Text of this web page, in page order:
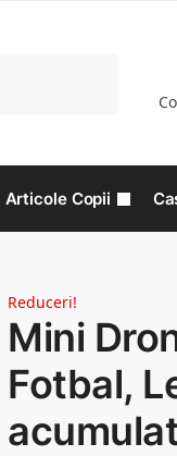
Articole Copii
Reduceri!
Mini
Fotbal,